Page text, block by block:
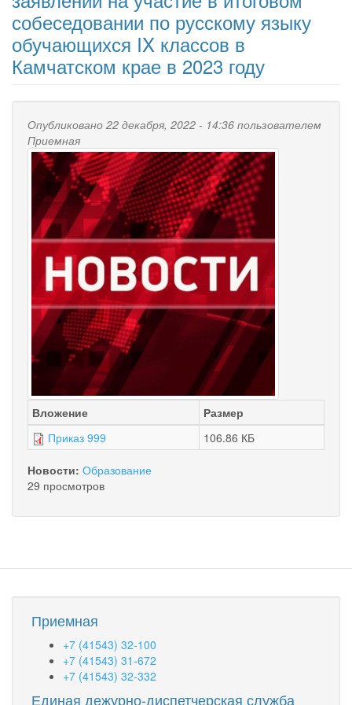
собеседовании по русскому языку
обучающихся IX классов в
Камчатском крае в 2023 году
Опубликовано 22 декабря, 2022 - 14:36 пользователем
Приемная
Вложение
Размер
Приказ 999
106.86 КБ
Новости: Образование
29 просмотров
Приемная
+7 (41543) 32-100
+7 (41543) 31-672
+7 (41543) 32-332
Единая дежурно-диспетчерская служба